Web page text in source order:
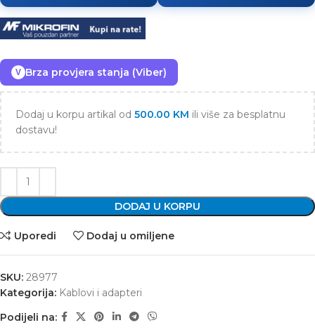
V Brza provjera stanja (Viber)
Dodaj u korpu artikal od 500.00 KM ili više za besplatnu
dostavu!
DODAJ U KORPU
Uporedi Dodaj u omiljene
SKU: 28977
Kategorija: Kablovi i adapteri
Podijeli na: